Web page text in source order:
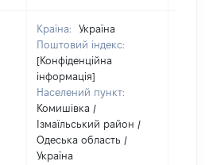
Країна:
Україна
Поштовий індекс:
[Конфіденційна
інформація]
Населений пункт:
Комишівка /
Ізмаїльський район /
Одеська область /
Україна